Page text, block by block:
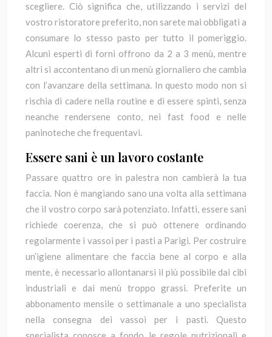
scegliere. Ciò significa che, utilizzando i servizi del
vostro ristoratore preferito, non sarete mai obbligati a
consumare lo stesso pasto per tutto il pomeriggio.
Alcuni esperti di forni offrono da 2 a 3 menù, mentre
altri si accontentano di un menù giornaliero che cambia
con l’avanzare della settimana. In questo modo non si
rischia di cadere nella routine e di essere spinti, senza
neanche rendersene conto, nei fast food e nelle
paninoteche che frequentavi.
Essere sani è un lavoro costante
Passare quattro ore in palestra non cambierà la tua
faccia. Non è mangiando sano una volta alla settimana
che il vostro corpo sarà potenziato. Infatti, essere sani
richiede coerenza, che si può ottenere ordinando
regolarmente i vassoi per i pasti a Parigi. Per costruire
un’igiene alimentare che faccia bene al corpo e alla
mente, è necessario allontanarsi il più possibile dai cibi
industriali e dai menù troppo grassi. Preferite un
abbonamento mensile o settimanale a uno specialista
nella consegna dei vassoi per i pasti. Questo